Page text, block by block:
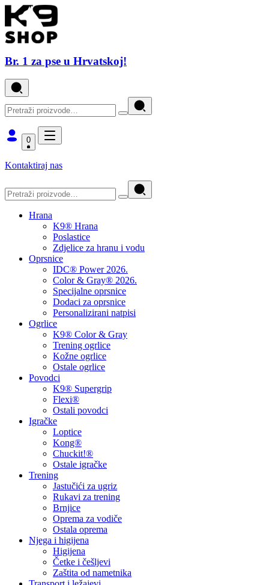
Br. 1 za pse u Hrvatskoj!
0
Kontaktiraj nas
Hrana
K9® Hrana
Poslastice
Zdjelice za hranu i vodu
Oprsnice
IDC® Power 2026.
Color & Gray® 2026.
Specijalne oprsnice
Dodaci za oprsnice
Personalizirani natpisi
Ogrlice
K9® Color & Gray
Trening ogrlice
Kožne ogrlice
Ostale ogrlice
Povodci
K9® Supergrip
Flexi®
Ostali povodci
Igračke
Loptice
Kong®
Chuckit!®
Ostale igračke
Trening
Jastučići za ugriz
Rukavi za trening
Brnjice
Oprema za vodiče
Ostala oprema
Njega i higijena
Higijena
Četke i češljevi
Zaštita od nametnika